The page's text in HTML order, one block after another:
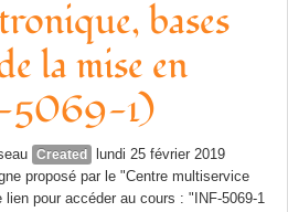
bases
la mise en
5069-1)
Created
lundi 25 février 2019
proposé par le "​Centre multiservice
pour accéder au cours : "​INF-5069-1